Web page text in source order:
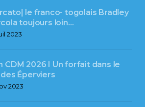
le franco- togolais Bradley
toujours loin…
2023
CDM 2026 I Un forfait dans le
Éperviers
2023